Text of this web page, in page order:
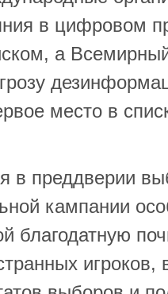
в цифровом
а
место в
в преддверии
кампании
благодатную
игроков,